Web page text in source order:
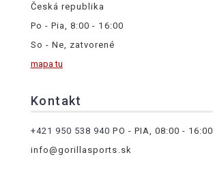
Česká republika
Po - Pia, 8:00 - 16:00
So - Ne, zatvorené
mapa tu
Kontakt
+421 950 538 940 PO - PIA, 08:00 - 16:00
info@gorillasports.sk